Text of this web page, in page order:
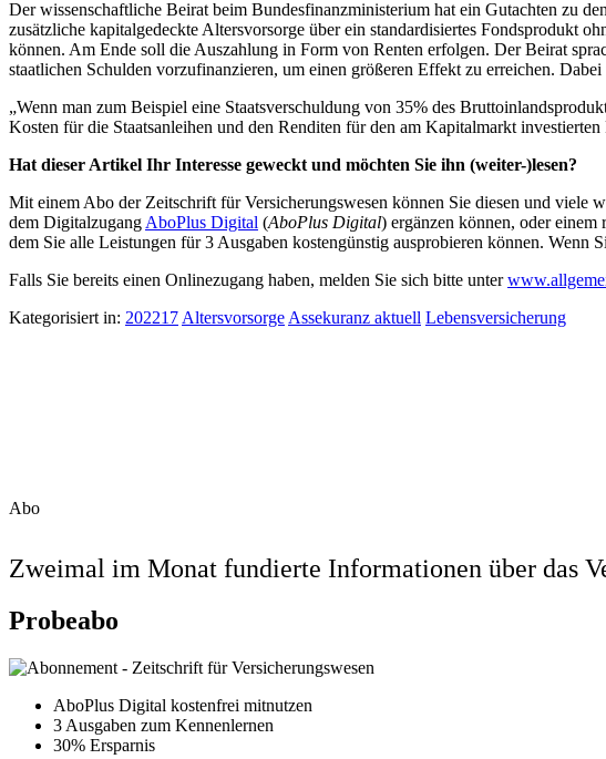
Der wissenschaftliche Beirat beim Bundesfinanzministerium hat ein Gutachten zu
zusätzliche kapitalgedeckte Altersvorsorge über ein standardisiertes Fondsprodukt
können. Am Ende soll die Auszahlung in Form von Renten erfolgen. Der Beirat
staatlichen Schulden vorzufinanzieren, um einen größeren Effekt zu erreichen.
„Wenn man zum Beispiel eine Staatsverschuldung von 35% des
Kosten für die Staatsanleihen und den Renditen für den am Kapitalmarkt
Hat dieser Artikel Ihr Interesse geweckt und möchten Sie ihn (weiter-)lesen?
Mit einem Abo der Zeitschrift für Versicherungswesen können Sie diesen und viele
dem Digitalzugang AboPlus Digital (AboPlus Digital) ergänzen können, oder einem
dem Sie alle Leistungen für 3 Ausgaben kostengünstig ausprobieren können. Wenn
Falls Sie bereits einen Onlinezugang haben, melden Sie sich bitte unter
Kategorisiert in: 202217 Altersvorsorge Assekuranz aktuell Lebensversicherung
Abo
Zweimal im Monat fundierte Informationen über das
Probeabo
AboPlus Digital kostenfrei mitnutzen
3 Ausgaben zum Kennenlernen
30% Ersparnis